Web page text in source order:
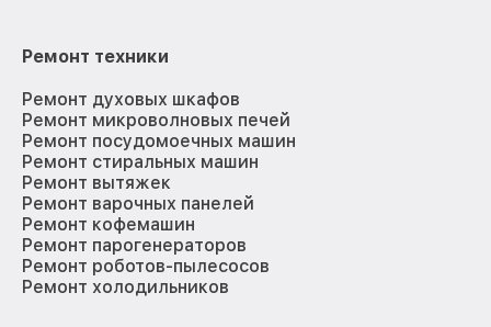
Ремонт техники
Ремонт духовых шкафов
Ремонт микроволновых печей
Ремонт посудомоечных машин
Ремонт стиральных машин
Ремонт вытяжек
Ремонт варочных панелей
Ремонт кофемашин
Ремонт парогенераторов
Ремонт роботов-пылесосов
Ремонт холодильников